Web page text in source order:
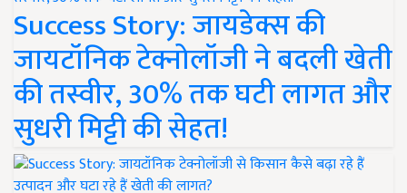
Success Story: जायडेक्स की
जायटॉनिक टेक्नोलॉजी ने बदली खेती
की तस्वीर, 30% तक घटी लागत और
सुधरी मिट्टी की सेहत!